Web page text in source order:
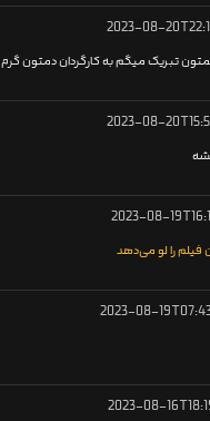
2023-08-
تبریک میگم به کارگردان دمتون گرم
2023-08-
2023-08-
فیلم را لو می‌دهد
2023-08-
2023-08-